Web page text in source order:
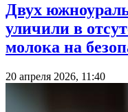
Двух
уличили в
молока на
20 апреля 2026, 11:40